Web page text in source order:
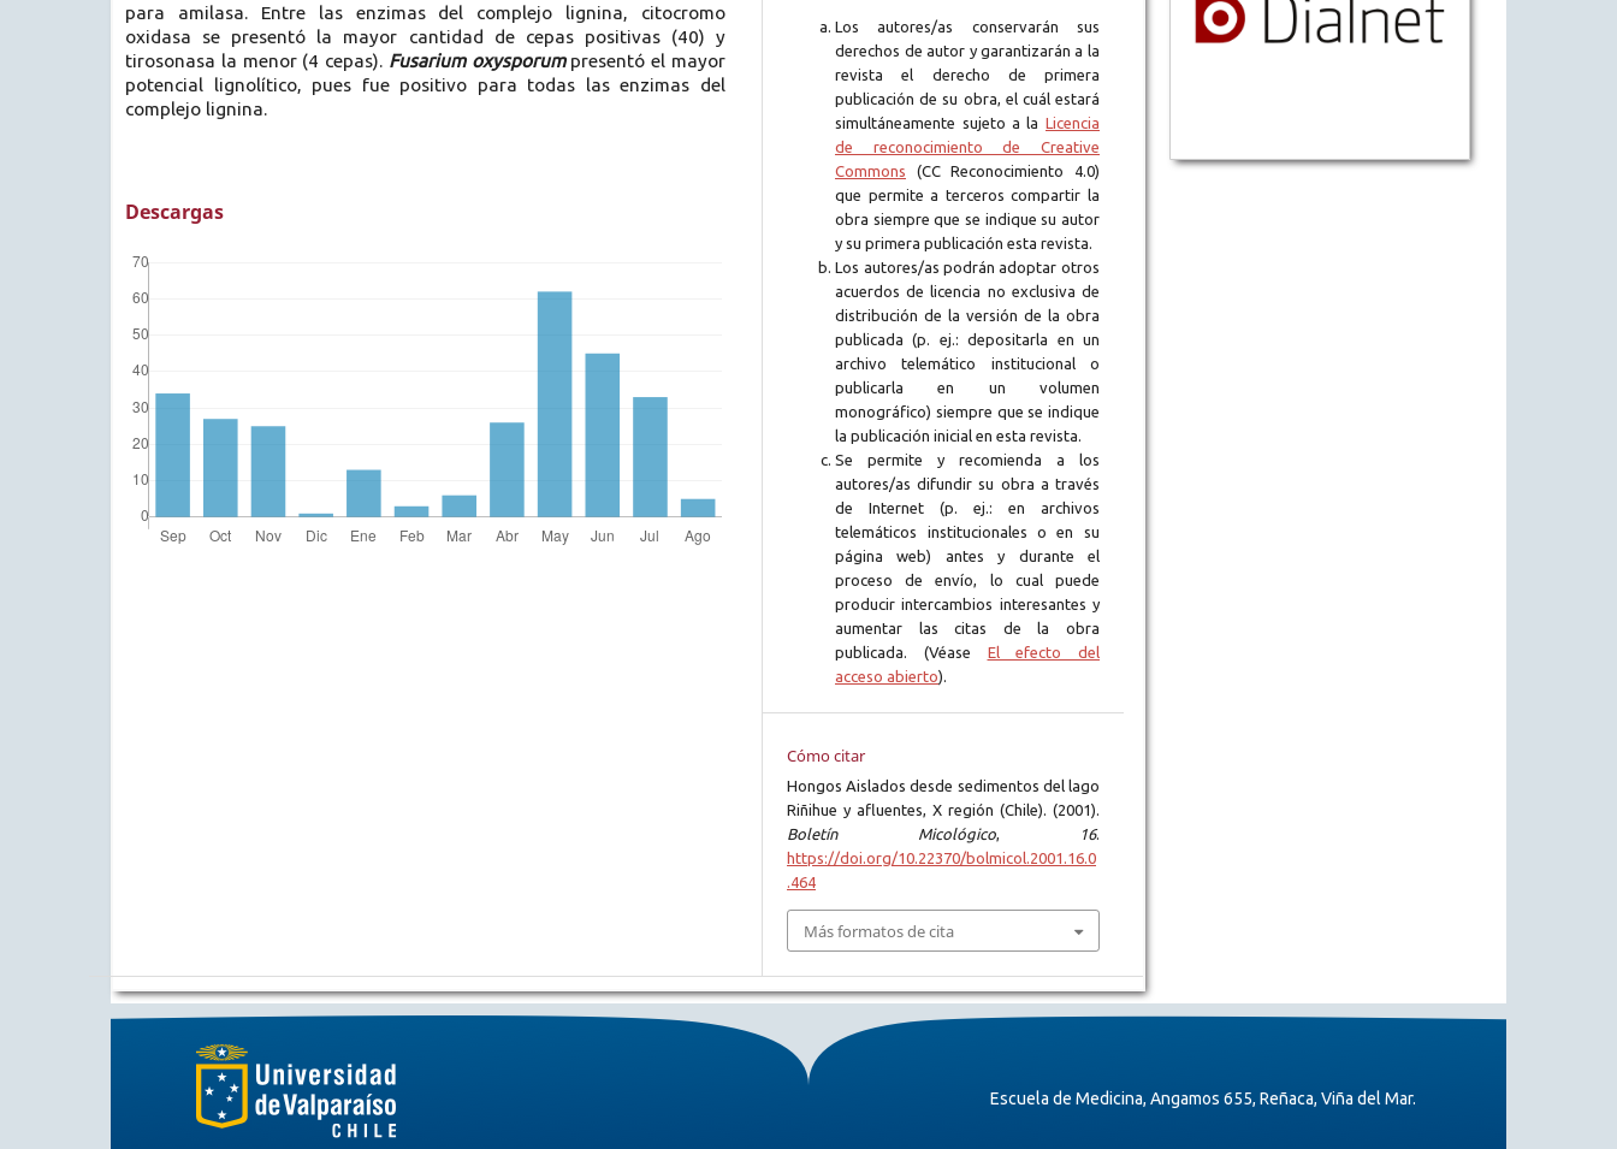
para amilasa. Entre las enzimas del complejo lignina, citocromo
oxidasa se presentó la mayor cantidad de cepas positivas (40) y
tirosonasa la menor (4 cepas). Fusarium oxysporumpresentó el mayor
potencial lignolítico, pues fue positivo para todas las enzimas del
complejo lignina.
Descargas
Los autores/as conservarán sus
derechos de autor y garantizarán a la
revista el derecho de primera
publicación de su obra, el cuál estará
simultáneamente sujeto a la Licencia
de reconocimiento de Creative
Commons (CC Reconocimiento 4.0)
que permite a terceros compartir la
obra siempre que se indique su autor
y su primera publicación esta revista.
Los autores/as podrán adoptar otros
acuerdos de licencia no exclusiva de
distribución de la versión de la obra
publicada (p. ej.: depositarla en un
archivo telemático institucional o
publicarla en un volumen
monográfico) siempre que se indique
la publicación inicial en esta revista.
Se permite y recomienda a los
autores/as difundir su obra a través
de Internet (p. ej.: en archivos
telemáticos institucionales o en su
página web) antes y durante el
proceso de envío, lo cual puede
producir intercambios interesantes y
aumentar las citas de la obra
publicada. (Véase El efecto del
acceso abierto).
Cómo citar
Hongos Aislados desde sedimentos del lago
Riñihue y afluentes, X región (Chile). (2001).
Boletín Micológico, 16.
https://doi.org/10.22370/bolmicol.2001.16.0
.464
Más formatos de cita
Escuela de Medicina, Angamos 655, Reñaca, Viña del Mar.